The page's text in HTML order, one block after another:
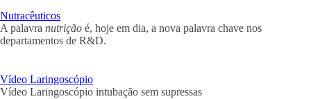
Nutracêuticos
A palavra nutrição é, hoje em dia, a nova palavra chave nos
departamentos de R&D.
Vídeo Laringoscópio
Vídeo Laringoscópio intubação sem supressas